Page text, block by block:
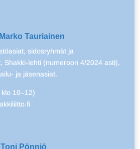
Tauriainen
sidosryhmät ja
Shakki-lehti (numeroon 4/2024 asti),
ja jäsenasiat.
10–12)
Pönniö